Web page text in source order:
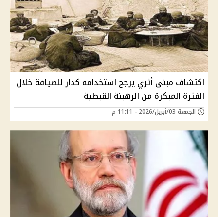
اكتشاف مبنى أثري يرجح استخدامه كدار للضيافة خلال
الفترة المبكرة من الرهبنة القبطية
الجمعة 03/أبريل/2026 - 11:11 م